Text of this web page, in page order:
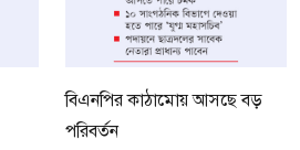
বিএনপির কাঠামোয় আসছে বড়
পরিবর্তন